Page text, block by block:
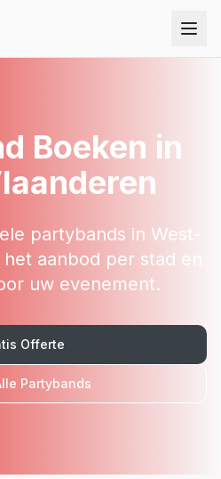
Boeken in
partybands in West-
aanbod per stad en
uw evenement.
Offerte
Partybands